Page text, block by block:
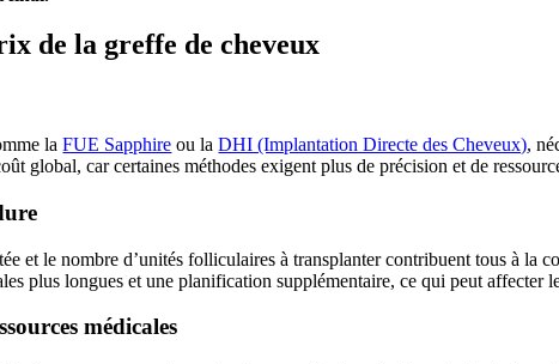
de la greffe de cheveux
laFUE Sapphire ou laDHI (Implantation Directe des Cheveux),
global, car certaines méthodes exigent plus de précision et de
et le nombre d’unités folliculaires à transplanter contribuent tous à
plus longues et une planification supplémentaire, ce qui peut affecter
médicales